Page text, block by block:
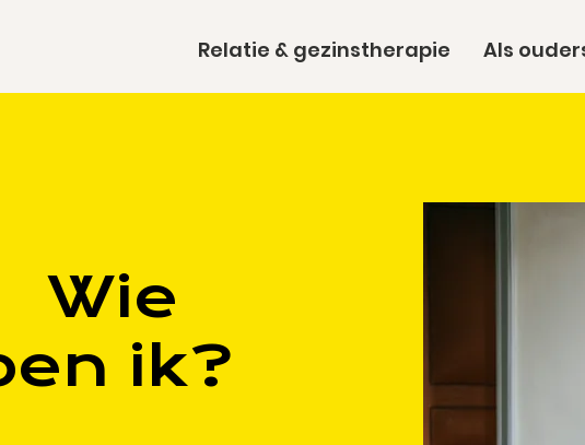
Relatie & gezinstherapie Als
Wie
ik?